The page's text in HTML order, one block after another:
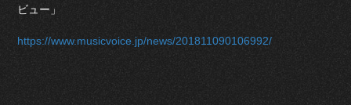
ビュー」
https://www.musicvoice.jp/news/201811090106992/